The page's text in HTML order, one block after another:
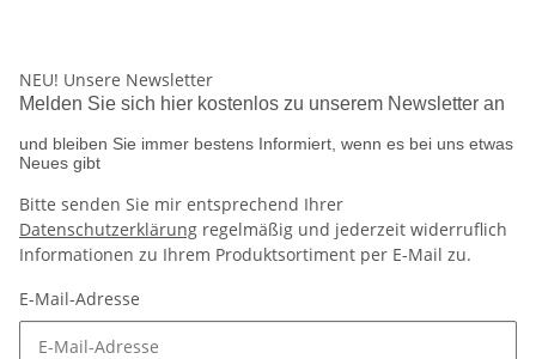
NEU! Unsere Newsletter
Melden Sie sich hier kostenlos zu unserem Newsletter an
und bleiben Sie immer bestens Informiert, wenn es bei uns etwas
Neues gibt
Bitte senden Sie mir entsprechend Ihrer
Datenschutzerklärung regelmäßig und jederzeit widerruflich
Informationen zu Ihrem Produktsortiment per E-Mail zu.
E-Mail-Adresse